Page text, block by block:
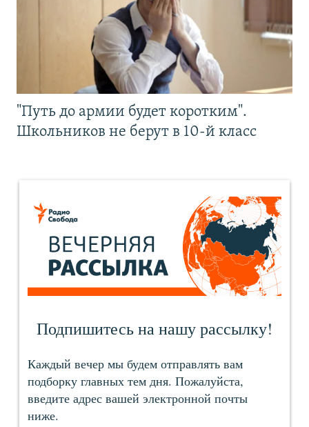
"Путь до армии будет коротким".
Школьников не берут в 10-й класс